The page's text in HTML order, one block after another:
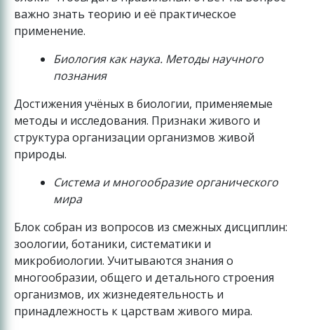
важно знать теорию и её практическое
применение.
Биология как наука. Методы научного
познания
Достижения учёных в биологии, применяемые
методы и исследования. Признаки живого и
структура организации организмов живой
природы.
Система и многообразие органического
мира
Блок собран из вопросов из смежных дисциплин:
зоологии, ботаники, систематики и
микробиологии. Учитываются знания о
многообразии, общего и детального строения
организмов, их жизнедеятельность и
принадлежность к царствам живого мира.